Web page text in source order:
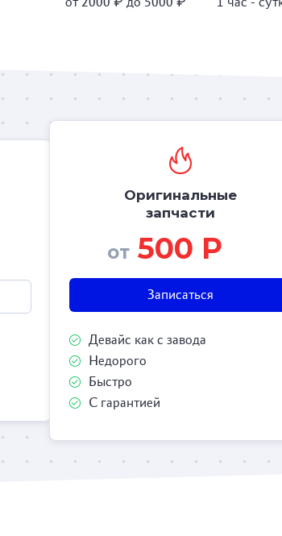
Оригинальные
запчасти
от500 Р
Записаться
Девайс как с завода
Недорого
Быстро
С гарантией